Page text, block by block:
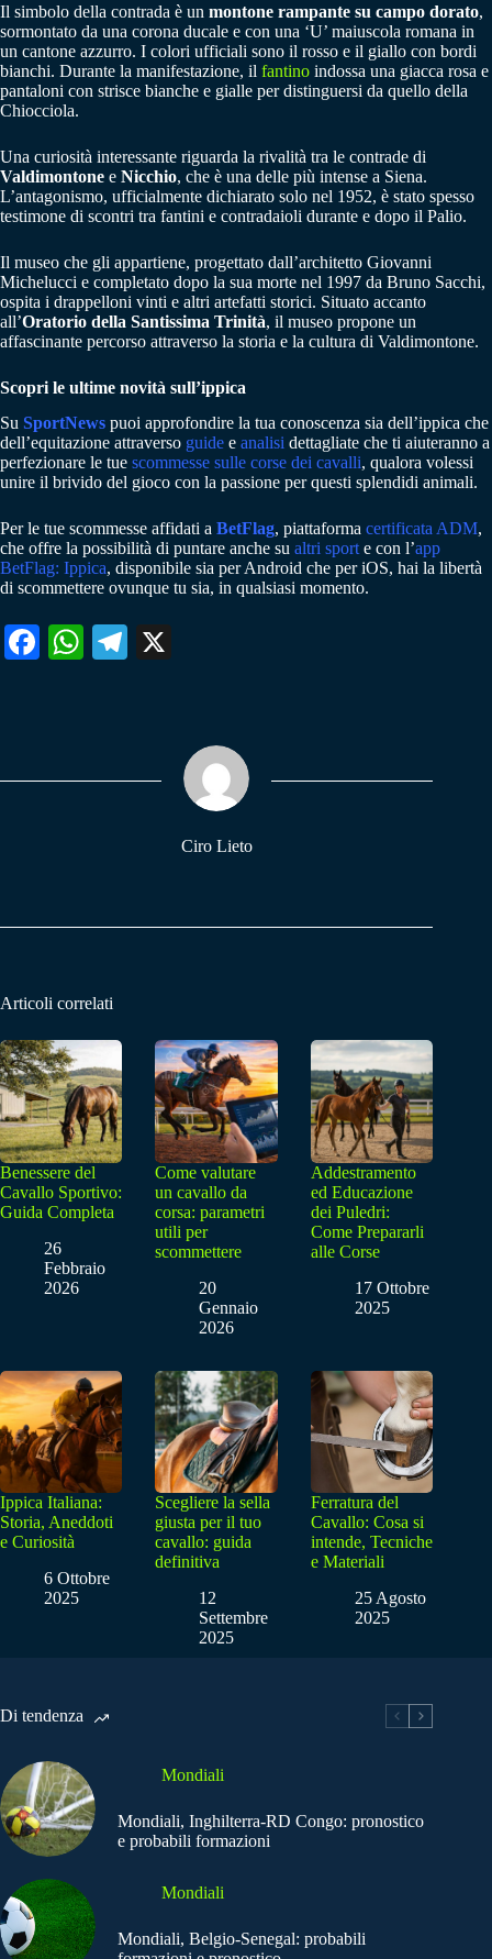
Il simbolo della contrada è un montone rampante su campo dorato,
sormontato da una corona ducale e con una ‘U’ maiuscola romana in
un cantone azzurro. I colori ufficiali sono il rosso e il giallo con bordi
bianchi. Durante la manifestazione, il fantino indossa una giacca rosa e
pantaloni con strisce bianche e gialle per distinguersi da quello della
Chiocciola.
Una curiosità interessante riguarda la rivalità tra le contrade di
Valdimontone e Nicchio, che è una delle più intense a Siena.
L’antagonismo, ufficialmente dichiarato solo nel 1952, è stato spesso
testimone di scontri tra fantini e contradaioli durante e dopo il Palio.
Il museo che gli appartiene, progettato dall’architetto Giovanni
Michelucci e completato dopo la sua morte nel 1997 da Bruno Sacchi,
ospita i drappelloni vinti e altri artefatti storici. Situato accanto
all’Oratorio della Santissima Trinità, il museo propone un
affascinante percorso attraverso la storia e la cultura di Valdimontone.
Scopri le ultime novità sull’ippica
Su SportNews puoi approfondire la tua conoscenza sia dell’ippica che
dell’equitazione attraverso guide e analisi dettagliate che ti aiuteranno a
perfezionare le tue scommesse sulle corse dei cavalli, qualora volessi
unire il brivido del gioco con la passione per questi splendidi animali.
Per le tue scommesse affidati a BetFlag, piattaforma certificata ADM,
che offre la possibilità di puntare anche su altri sport e con l’app
BetFlag: Ippica, disponibile sia per Android che per iOS, hai la libertà
di scommettere ovunque tu sia, in qualsiasi momento.
Fa W
pp
Te
m
Ciro Lieto
Articoli correlati
Benessere del
Cavallo Sportivo:
Guida Completa
26
Febbraio
2026
Come valutare
un cavallo da
corsa: parametri
utili per
scommettere
20
Gennaio
2026
Addestramento
ed Educazione
dei Puledri:
Come Prepararli
alle Corse
17 Ottobre
2025
Ippica Italiana:
Storia, Aneddoti
e Curiosità
6 Ottobre
2025
Scegliere la sella
giusta per il tuo
cavallo: guida
definitiva
12
Settembre
2025
Ferratura del
Cavallo: Cosa si
intende, Tecniche
e Materiali
25 Agosto
2025
Di tendenza
Mondiali
Mondiali, Inghilterra-RD Congo: pronostico
e probabili formazioni
Mondiali
Mondiali, Belgio-Senegal: probabili